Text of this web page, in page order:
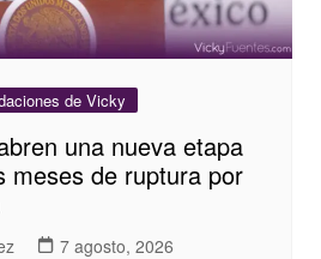
de Vicky
una nueva etapa
meses de ruptura por
7 agosto, 2026